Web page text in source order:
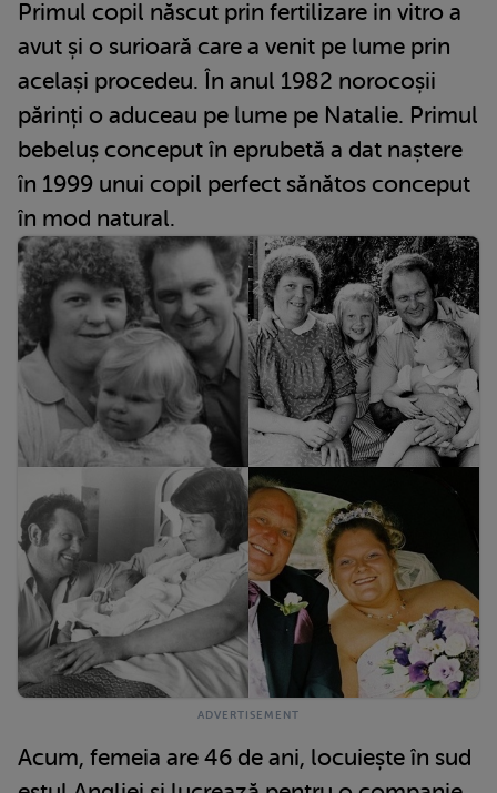
Primul copil născut prin fertilizare in vitro a
avut și o surioară care a venit pe lume prin
același procedeu. În anul 1982 norocoșii
părinți o aduceau pe lume pe Natalie. Primul
bebeluș conceput în eprubetă a dat naștere
în 1999 unui copil perfect sănătos conceput
în mod natural.
Acum, femeia are 46 de ani, locuiește în sud